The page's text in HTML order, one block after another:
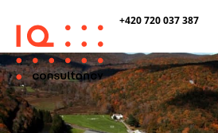
+420 720 037 387